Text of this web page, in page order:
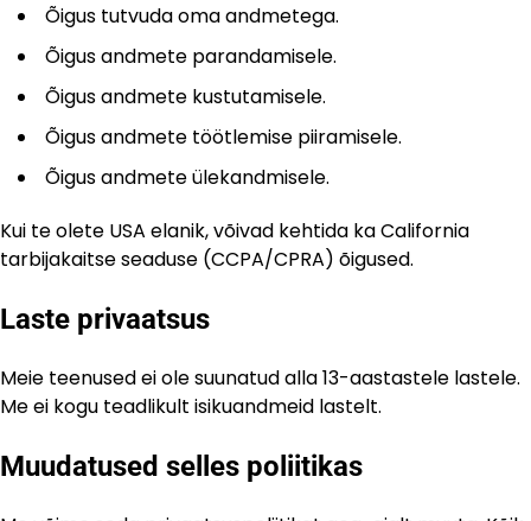
Õigus tutvuda oma andmetega.
Õigus andmete parandamisele.
Õigus andmete kustutamisele.
Õigus andmete töötlemise piiramisele.
Õigus andmete ülekandmisele.
Kui te olete USA elanik, võivad kehtida ka California
tarbijakaitse seaduse (CCPA/CPRA) õigused.
Laste privaatsus
Meie teenused ei ole suunatud alla 13-aastastele lastele.
Me ei kogu teadlikult isikuandmeid lastelt.
Muudatused selles poliitikas